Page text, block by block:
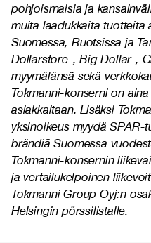
pohjoismaisia ja
muita laadukkaita tuotteita
Suomessa, Ruotsissa ja
Dollarstore-, Big Dollar-,
myymälänsä sekä
Tokmanni-konserni on
asiakkaitaan. Lisäksi
yksinoikeus myydä
brändiä Suomessa
Tokmanni-konsernin
ja vertailukelpoinen
Tokmanni Group Oyj:n
Helsingin pörssilistalle.